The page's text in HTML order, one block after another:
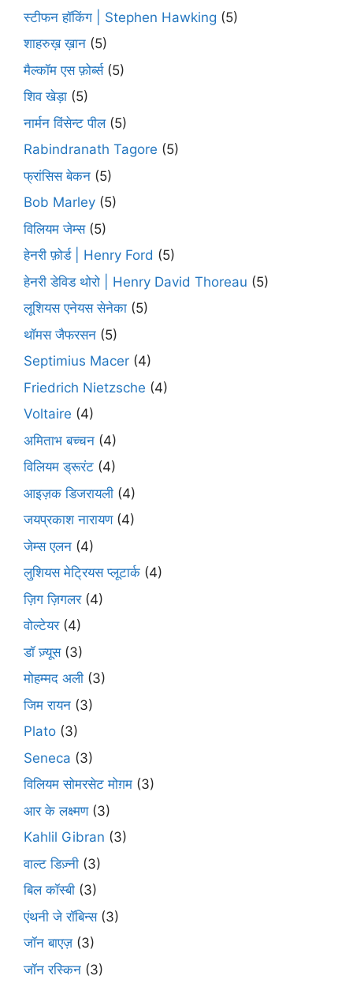
स्टीफन हॉकिंग | Stephen Hawking (5)
शाहरुख़ ख़ान (5)
मैल्कॉम एस फ़ोर्ब्स(5)
शिव खेड़ा (5)
नार्मन विंसेन्ट पील(5)
Rabindranath Tagore (5)
फ्रांसिस बेकन (5)
Bob Marley (5)
विलियम जेम्स(5)
हेनरी फ़ोर्ड | Henry Ford (5)
हेनरी डेविड थोरो | Henry David Thoreau (5)
लूशियस एनेयस सेनेका (5)
थॉमस जैफरसन (5)
Septimius Macer (4)
Friedrich Nietzsche (4)
Voltaire (4)
अमिताभ बच्चन (4)
विलियम ड्रूरंट (4)
आइज़क डिजरायली (4)
जयप्रकाश नारायण(4)
जेम्स एलन (4)
लुशियस मेट्रियस प्लूटार्क (4)
ज़िग ज़िगलर(4)
वोल्टेयर(4)
डॉ ज़्यूस(3)
मोहम्मद अली (3)
जिम रायन (3)
Plato (3)
Seneca (3)
विलियम सोमरसेट मोग़म (3)
आर के लक्ष्मण(3)
Kahlil Gibran (3)
वाल्ट डिज़्नी (3)
बिल कॉस्बी (3)
एंथनी जे रॉबिन्स(3)
जॉन बाएज़ (3)
जॉन रस्किन (3)